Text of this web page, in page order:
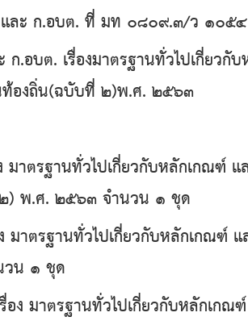
ละ ก.อบต. ที่ มท ๐๘๐๙.๓/ว ๑๐๕
ก.อบต. เรื่องมาตรฐานทั่วไปเกี่ยว
ท้องถิ่น(ฉบับที่ ๒)พ.ศ. ๒๕๖๓
มาตรฐานทั่วไปเกี่ยวกับหลักเกณฑ์
) พ.ศ. ๒๕๖๓ จํานวน ๑ ชุด
มาตรฐานทั่วไปเกี่ยวกับหลักเกณฑ์
น ๑ ชุด
ง มาตรฐานทั่วไปเกี่ยวกับหลักเกณ